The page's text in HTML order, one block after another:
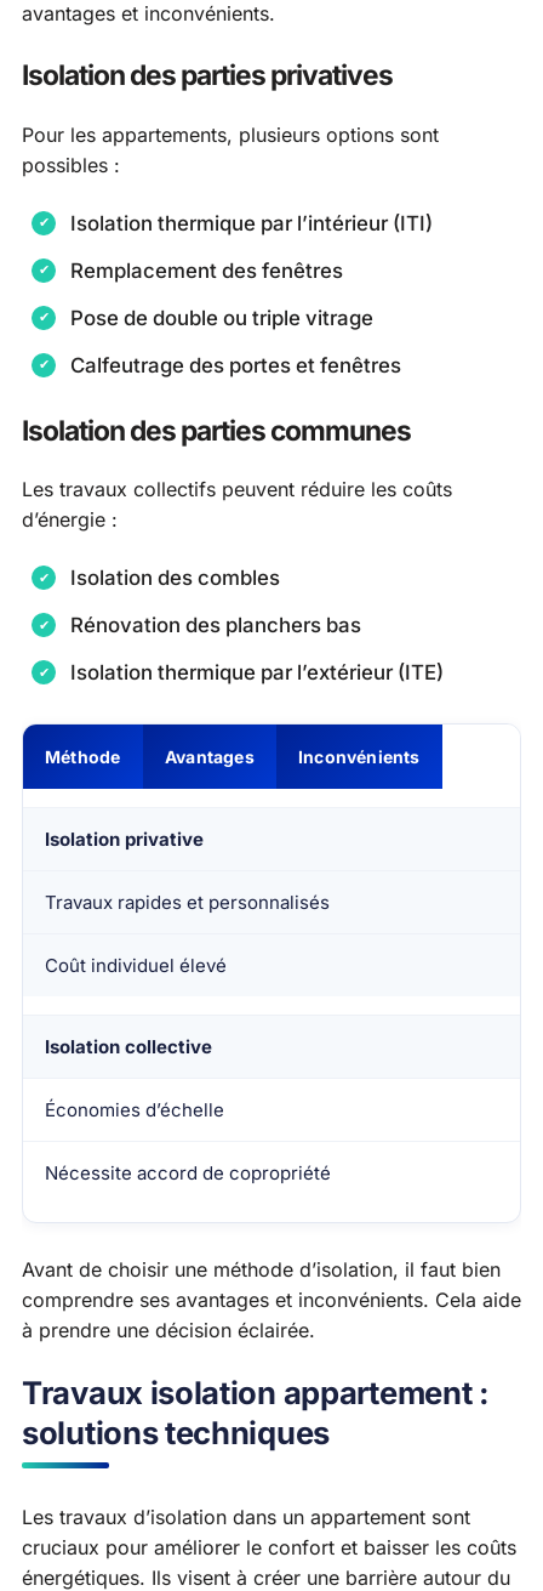
avantages et inconvénients.
Isolation des parties privatives
Pour les appartements, plusieurs options sont
possibles :
Isolation thermique par l’intérieur (ITI)
Remplacement des fenêtres
Pose de double ou triple vitrage
Calfeutrage des portes et fenêtres
Isolation des parties communes
Les travaux collectifs peuvent réduire les coûts
d’énergie :
Isolation des combles
Rénovation des planchers bas
Isolation thermique par l’extérieur (ITE)
Méthode Avantages Inconvénients
Isolation privative
Travaux rapides et personnalisés
Coût individuel élevé
Isolation collective
Économies d’échelle
Nécessite accord de copropriété
Avant de choisir une méthode d’isolation, il faut bien
comprendre ses avantages et inconvénients. Cela aide
à prendre une décision éclairée.
Travaux isolation appartement :
solutions techniques
Les travaux d’isolation dans un appartement sont
cruciaux pour améliorer le confort et baisser les coûts
énergétiques. Ils visent à créer une barrière autour du